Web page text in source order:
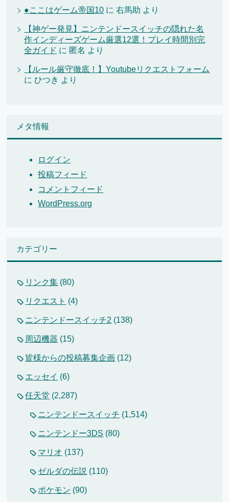
●ここはゲーム帝国10 に右馬助 より
【神ゲー発見】ニンテンドースイッチの隠れた名
作インディーズゲーム厳選12選！プレイ時間別完
全ガイド に 匿名 より
【ルール厳守徹底！】Youtubeリクエストフォーム
にひつき より
メタ情報
ログイン
投稿フィード
コメントフィード
WordPress.org
カテゴリー
リンク集 (80)
リクエスト (4)
ニンテンドースイッチ2 (138)
周辺機器 (15)
皆様からの投稿募集企画 (12)
エッセイ (6)
任天堂 (2,287)
ニンテンドースイッチ (1,514)
ニンテンドー3DS (80)
マリオ (137)
ゼルダの伝説 (110)
ポケモン (90)